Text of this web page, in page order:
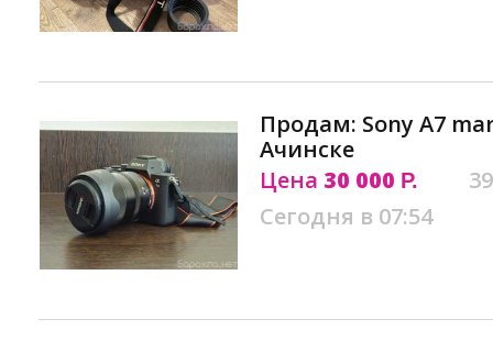
Продам: Sony A7
Ачинске
Цена 30 000 Р.
Сегодня в 07:54